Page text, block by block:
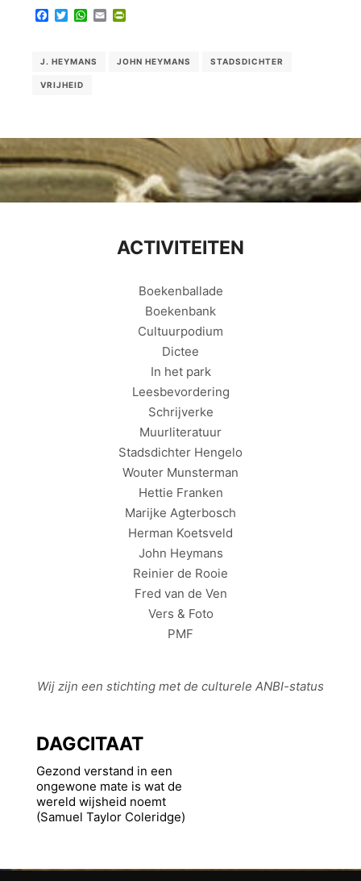
Facebook
TwitterWhatsApp
Email
J. HEYMANS JOHN HEYMANS STADSDICHTER
VRIJHEID
ACTIVITEITEN
Boekenballade
Boekenbank
Cultuurpodium
Dictee
In het park
Leesbevordering
Schrijverke
Muurliteratuur
Stadsdichter Hengelo
Wouter Munsterman
Hettie Franken
Marijke Agterbosch
Herman Koetsveld
John Heymans
Reinier de Rooie
Fred van de Ven
Vers & Foto
PMF
Wij zijn een stichting met de culturele ANBI-status
DAGCITAAT
Gezond verstand in een
ongewone mate is wat de
wereld wijsheid noemt
(Samuel Taylor Coleridge)